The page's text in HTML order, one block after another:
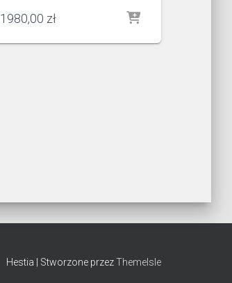
1980,00 zł
Hestia | Stworzone przezThemeIsle